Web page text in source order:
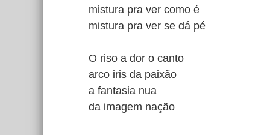
mistura pra ver como é
mistura pra ver se dá pé
O riso a dor o canto
arco iris da paixão
a fantasia nua
da imagem nação